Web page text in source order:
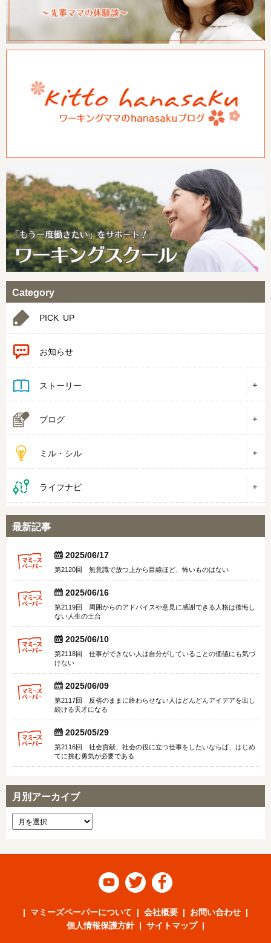
Category
PICK UP
お知らせ
ストーリー
ブログ
ミル・シル
ライフナビ
最新記事
  2025/06/17
第2120回 無意識で放つ上から目線ほど、怖いものはない
  2025/06/16
第2119回 周囲からのアドバイスや意見に感謝できる人格は後悔し
ない人生の土台
  2025/06/10
第2118回 仕事ができない人は自分がしていることの価値にも気づ
けない
  2025/06/09
第2117回 反省のままに終わらせない人はどんどんアイデアを出し
続ける天才になる
  2025/05/29
第2116回 社会貢献、社会の役に立つ仕事をしたいならば、はじめ
てに挑む勇気が必要である
月別アーカイブ
  
マミーズペーパーについて 会社概要
お問い合わせ
個人情報保護方針
サイトマップ